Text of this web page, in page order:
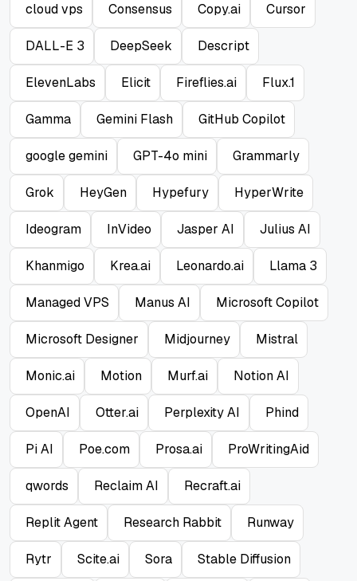
cloud vps Consensus Copy.ai Cursor
DALL-E 3 DeepSeek Descript
ElevenLabs Elicit Fireflies.ai Flux.1
Gamma Gemini Flash GitHub Copilot
google gemini GPT-4o mini Grammarly
Grok HeyGen Hypefury HyperWrite
Ideogram InVideo Jasper AI Julius AI
Khanmigo Krea.ai Leonardo.ai Llama 3
Managed VPS Manus AI Microsoft Copilot
Microsoft Designer Midjourney Mistral
Monic.ai Motion Murf.ai Notion AI
OpenAI Otter.ai Perplexity AI Phind
Pi AI Poe.com Prosa.ai ProWritingAid
qwords Reclaim AI Recraft.ai
Replit Agent Research Rabbit Runway
Rytr Scite.ai Sora Stable Diffusion